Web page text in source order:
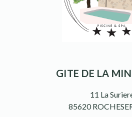
GITE DE LA
11 La
85620